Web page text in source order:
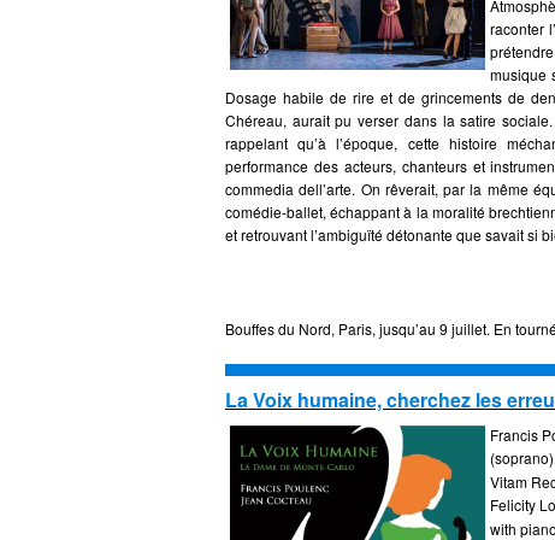
raconter
musique
Dosage habile de rire et de grincements de
Chéreau, aurait pu verser dans la satire
rappelant qu’à l’époque, cette histoire
performance des acteurs, chanteurs et
commedia dell’arte. On rêverait, par la même
comédie-ballet, échappant à la moralité
et retrouvant l’ambiguïté détonante que savait si
Bouffes du Nord, Paris, jusqu’au 9 juillet. En
La Voix humaine, cherchez les
Francis
Vitam
Felicity
with